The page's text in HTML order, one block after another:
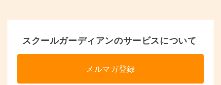
スクールガーディアンのサービスについて
メルマガ登録